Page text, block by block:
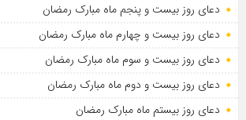
دعای روز بیست و پنجم ماه مبارک رمضان
دعای روز بیست و چهارم ماه مبارک رمضان
دعای روز بیست و سوم ماه مبارک رمضان
دعای روز بیست و دوم ماه مبارک رمضان
دعای روز بیستم ماه مبارک رمضان